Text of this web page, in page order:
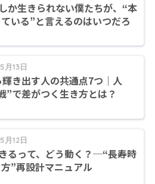
か生きられない僕たちが、“本
いる”と言えるのはいつだろ
月13日
き出す人の共通点7つ｜人
”で差がつく生き方とは？
月12日
るって、どう動く？─“長寿時
”再設計マニュアル